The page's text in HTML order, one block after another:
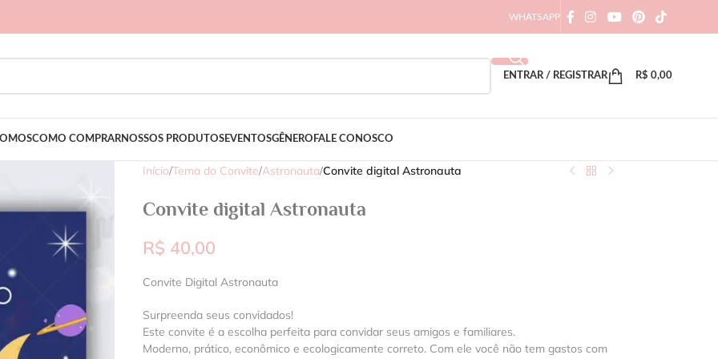
WHATSAPP
ENTRAR / REGISTRAR R$ 0,00
COMO COMPRARNOSSOS PRODUTOSEVENTOSGÊNERO FALE CONOSCO
Início/Tema do Convite/Astronauta/Convite digital Astronauta
Convite digital Astronauta
R$ 40,00
Convite Digital Astronauta
Surpreenda seus convidados!
Este convite é a escolha perfeita para convidar seus amigos e familiares.
Moderno, prático, econômico e ecologicamente correto. Com ele você não tem gastos com